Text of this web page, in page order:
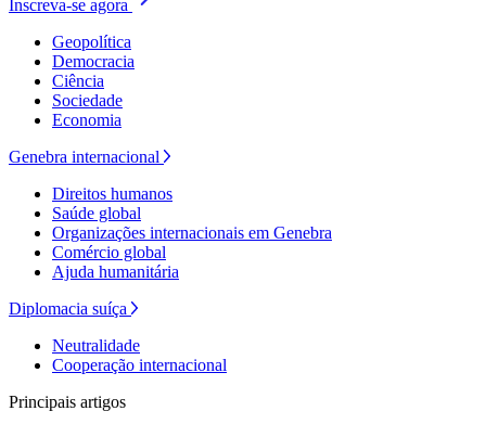
Inscreva-se agora
Geopolítica
Democracia
Ciência
Sociedade
Economia
Genebra internacional
Direitos humanos
Saúde global
Organizações internacionais em Genebra
Comércio global
Ajuda humanitária
Diplomacia suíça
Neutralidade
Cooperação internacional
Principais artigos